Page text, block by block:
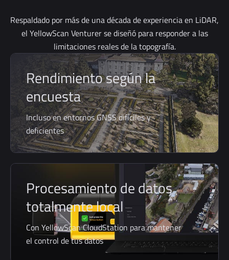
Respaldado por más de una década de experiencia en LiDAR,
el YellowScan Venturer se diseñó para responder a las
limitaciones reales de la topografía.
Rendimiento según la
encuesta
Incluso en entornos GNSS difíciles y
deficientes
Procesamiento de datos
totalmente local
Con YellowScan CloudStation para mantener
el control de tus datos